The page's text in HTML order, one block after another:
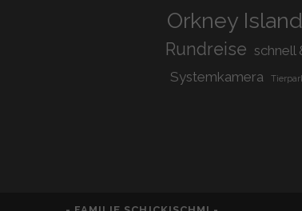
Orkney Island
Rundreise schnell
Systemkamera